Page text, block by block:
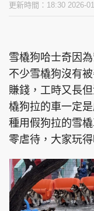
更新時間：18:30 2026-
雪橇狗哈士奇因
不少雪橇狗沒有
賺錢，工時又長
橇狗拉的車一定
種用假狗拉的雪
零虐待，大家玩得